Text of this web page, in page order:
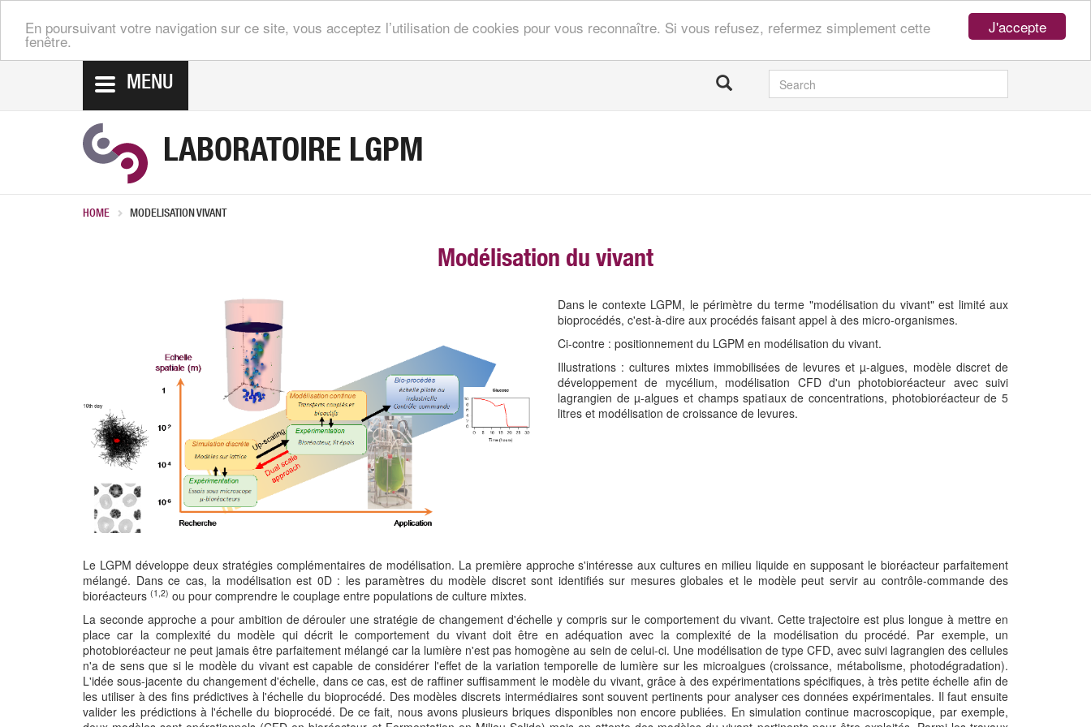
J'accepte
En poursuivant votre navigation sur ce site, vous acceptez l’utilisation de cookies pour vous reconnaître. Si vous refusez, refermez simplement cette
fenêtre.
MENU
LABORATOIRE LGPM
HOME MODELISATION VIVANT
Modélisation du vivant
Dans le contexte LGPM, le périmètre du terme "modélisation du vivant" est limité aux
bioprocédés, c'est-à-dire aux procédés faisant appel à des micro-organismes.
Ci-contre : positionnement du LGPM en modélisation du vivant.
Illustrations : cultures mixtes immobilisées de levures et µ-algues, modèle discret de
développement de mycélium, modélisation CFD d'un photobioréacteur avec suivi
lagrangien de µ-algues et champs spatiaux de concentrations, photobioréacteur de 5
litres et modélisation de croissance de levures.
Le LGPM développe deux stratégies complémentaires de modélisation. La première approche s'intéresse aux cultures en milieu liquide en supposant le bioréacteur parfaitement
mélangé. Dans ce cas, la modélisation est 0D : les paramètres du modèle discret sont identifiés sur mesures globales et le modèle peut servir au contrôle-commande des
bioréacteurs (1,2) ou pour comprendre le couplage entre populations de culture mixtes.
La seconde approche a pour ambition de dérouler une stratégie de changement d'échelle y compris sur le comportement du vivant. Cette trajectoire est plus longue à mettre en
place car la complexité du modèle qui décrit le comportement du vivant doit être en adéquation avec la complexité de la modélisation du procédé. Par exemple, un
photobioréacteur ne peut jamais être parfaitement mélangé car la lumière n'est pas homogène au sein de celui-ci. Une modélisation de type CFD, avec suivi lagrangien des cellules
n'a de sens que si le modèle du vivant est capable de considérer l'effet de la variation temporelle de lumière sur les microalgues (croissance, métabolisme, photodégradation).
L'idée sous-jacente du changement d'échelle, dans ce cas, est de raffiner suffisamment le modèle du vivant, grâce à des expérimentations spécifiques, à très petite échelle afin de
les utiliser à des fins prédictives à l'échelle du bioprocédé. Des modèles discrets intermédiaires sont souvent pertinents pour analyser ces données expérimentales. Il faut ensuite
valider les prédictions à l'échelle du bioprocédé. De ce fait, nous avons plusieurs briques disponibles non encore publiées. En simulation continue macroscopique, par exemple,